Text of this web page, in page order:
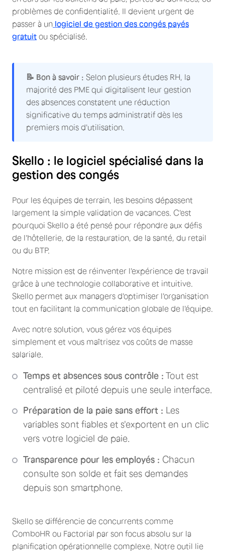
problèmes de confidentialité. Il devient urgent de
passer à un logiciel de gestion des congés payés
gratuit ou spécialisé.
📝 Bon à savoir : Selon plusieurs études RH, la
majorité des PME qui digitalisent leur gestion
des absences constatent une réduction
significative du temps administratif dès les
premiers mois d'utilisation.
Skello : le logiciel spécialisé dans la
gestion des congés
Pour les équipes de terrain, les besoins dépassent
largement la simple validation de vacances. C'est
pourquoi Skello a été pensé pour répondre aux défis
de l'hôtellerie, de la restauration, de la santé, du retail
ou du BTP.
Notre mission est de réinventer l'expérience de travail
grâce à une technologie collaborative et intuitive.
Skello permet aux managers d'optimiser l'organisation
tout en facilitant la communication globale de l'équipe.
Avec notre solution, vous gérez vos équipes
simplement et vous maîtrisez vos coûts de masse
salariale.
Temps et absences sous contrôle : Tout est
centralisé et piloté depuis une seule interface.
Préparation de la paie sans effort : Les
variables sont fiables et s'exportent en un clic
vers votre logiciel de paie.
Transparence pour les employés : Chacun
consulte son solde et fait ses demandes
depuis son smartphone.
Skello se différencie de concurrents comme
ComboHR ou Factorial par son focus absolu sur la
planification opérationnelle complexe. Notre outil lie